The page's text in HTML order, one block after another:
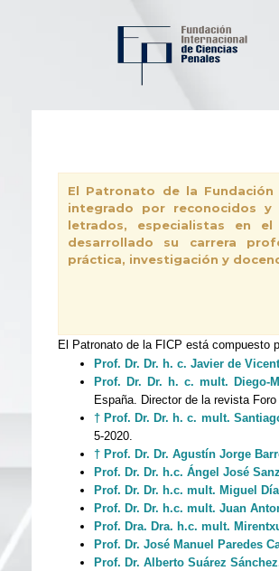
El Patronato de la Fundación
integrado por reconocidos y
letrados, especialistas en
desarrollado su carrera
práctica, investigación y
El Patronato de la FICP está compuesto
Prof. Dr. Dr. h. c. Javier de
Prof. Dr. Dr. h. c. mult. Diego-
España. Director de la revista
† Prof. Dr. Dr. h. c. mult.
5-2020.
† Prof. Dr. Dr. Agustín Jorge
Prof. Dr. Dr. h.c. Ángel José
Prof. Dr. Dr. h.c. mult. Miguel
Prof. Dr. Dr. h.c. mult. Juan
Prof. Dra. Dra. h.c. mult.
Prof. Dr. José Manuel Paredes
Prof. Dr. Alberto Suárez